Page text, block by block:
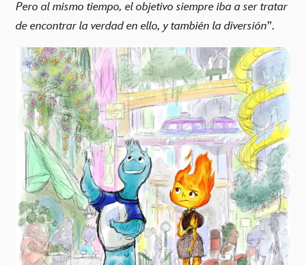
Pero al mismo tiempo, el objetivo siempre iba a ser tratar
de encontrar la verdad en ello, y también la diversión”.